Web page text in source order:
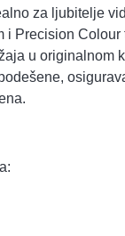
za ljubitelje
i Precision
u originalnom